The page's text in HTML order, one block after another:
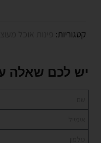
קטגוריות:
יש לכם שאלה